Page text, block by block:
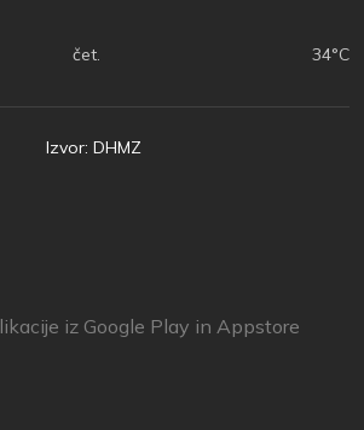
čet. 34°C
Izvor: DHMZ
iz Google Play in Appstore